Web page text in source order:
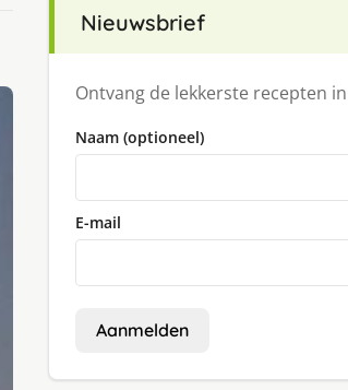
Nieuwsbrief
Ontvang de lekkerste recepten
Naam (optioneel)
E-mail
Aanmelden